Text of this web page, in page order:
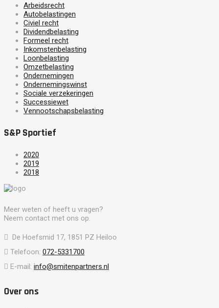
Arbeidsrecht
Autobelastingen
Civiel recht
Dividendbelasting
Formeel recht
Inkomstenbelasting
Loonbelasting
Omzetbelasting
Ondernemingen
Ondernemingswinst
Sociale verzekeringen
Successiewet
Vennootschapsbelasting
S&P Sportief
2020
2019
2018
Meer weten of heeft u vragen?
Neem contact met ons op.
De Hoefsmid 17, 1851 PZ Heiloo
Telefoon: 072-5331700
E-mail: info@smitenpartners.nl
Over ons